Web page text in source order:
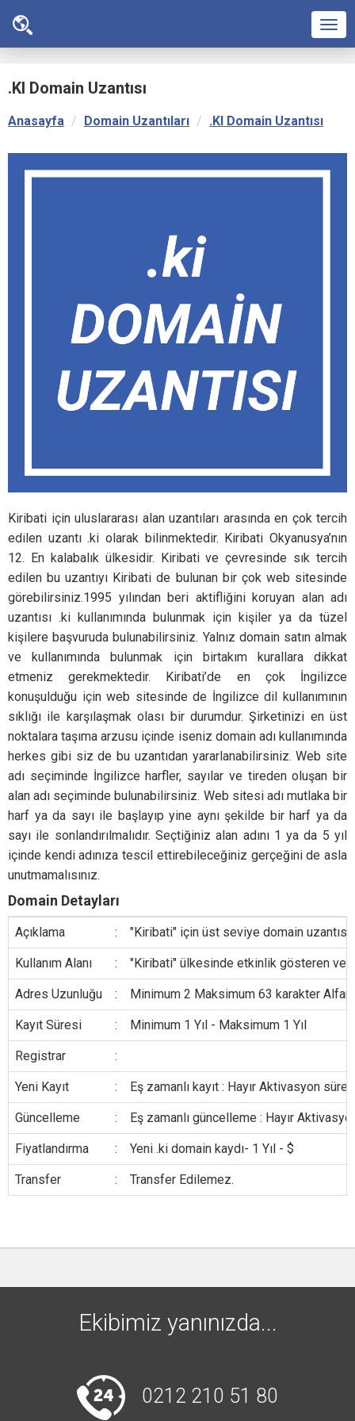
.KI Domain Uzantısı
Anasayfa Domain Uzantıları .KI Domain Uzantısı
Kiribati için uluslararası alan uzantıları arasında en çok tercih
edilen uzantı .ki olarak bilinmektedir. Kiribati Okyanusya’nın
12. En kalabalık ülkesidir. Kiribati ve çevresinde sık tercih
edilen bu uzantıyı Kiribati de bulunan bir çok web sitesinde
görebilirsiniz.1995 yılından beri aktifliğini koruyan alan adı
uzantısı .ki kullanımında bulunmak için kişiler ya da tüzel
kişilere başvuruda bulunabilirsiniz. Yalnız domain satın almak
ve kullanımında bulunmak için birtakım kurallara dikkat
etmeniz gerekmektedir. Kiribati’de en çok İngilizce
konuşulduğu için web sitesinde de İngilizce dil kullanımının
sıklığı ile karşılaşmak olası bir durumdur. Şirketinizi en üst
noktalara taşıma arzusu içinde iseniz domain adı kullanımında
herkes gibi siz de bu uzantıdan yararlanabilirsiniz. Web site
adı seçiminde İngilizce harfler, sayılar ve tireden oluşan bir
alan adı seçiminde bulunabilirsiniz. Web sitesi adı mutlaka bir
harf ya da sayı ile başlayıp yine aynı şekilde bir harf ya da
sayı ile sonlandırılmalıdır. Seçtiğiniz alan adını 1 ya da 5 yıl
içinde kendi adınıza tescil ettirebileceğiniz gerçeğini de asla
unutmamalısınız.
Domain Detayları
Açıklama : "Kiribati" için üst seviye domain uzantısı.
Kullanım Alanı : "Kiribati" ülkesinde etkinlik gösteren
Adres Uzunluğu : Minimum 2 Maksimum 63 karakter
Kayıt Süresi : Minimum 1 Yıl - Maksimum 1 Yıl
Registrar :
Yeni Kayıt : Eş zamanlı kayıt : Hayır Aktivasyon
Güncelleme : Eş zamanlı güncelleme : Hayır
Fiyatlandırma : Yeni .ki domain kaydı- 1 Yıl - $
Transfer : Transfer Edilemez.
Ekibimiz yanınızda...
0212 210 51 80